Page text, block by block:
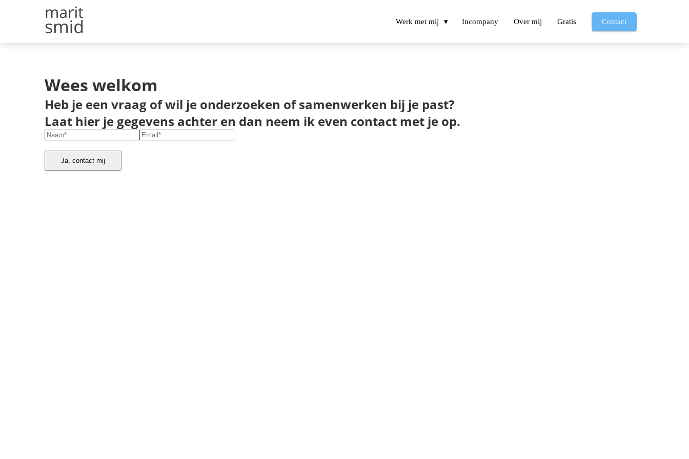
Werk met mij Incompany Over mij Gratis Contact
Wees welkom
Heb je een vraag of wil je onderzoeken of samenwerken bij je past?
Laat hier je gegevens achter en dan neem ik even contact met je op.
Ja, contact mij